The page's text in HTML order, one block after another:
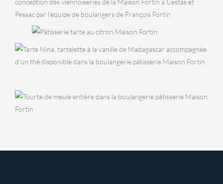
selPÂTISSERIES
Tarte au
citron
PÂTISSERIES
Tarte NinaTarte
passion
Tourte de meule